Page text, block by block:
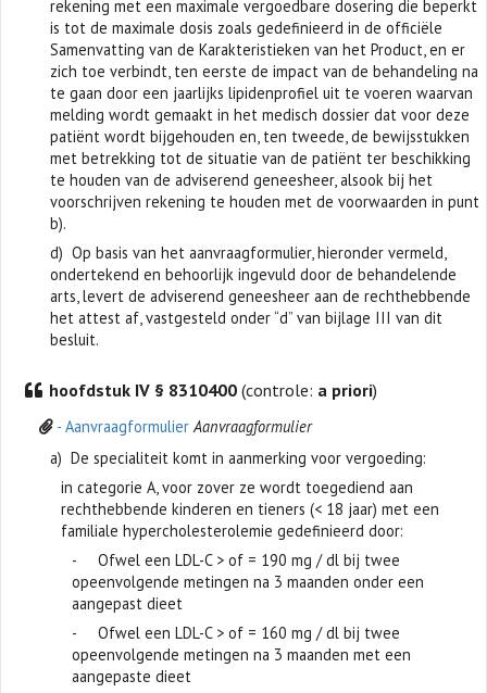
rekening met een maximale vergoedbare dosering die beperkt
is tot de maximale dosis zoals gedefinieerd in de officiële
Samenvatting van de Karakteristieken van het Product, en er
zich toe verbindt, ten eerste de impact van de behandeling na
te gaan door een jaarlijks lipidenprofiel uit te voeren waarvan
melding wordt gemaakt in het medisch dossier dat voor deze
patiënt wordt bijgehouden en, ten tweede, de bewijsstukken
met betrekking tot de situatie van de patiënt ter beschikking
te houden van de adviserend geneesheer, alsook bij het
voorschrijven rekening te houden met de voorwaarden in punt
b).
d) Op basis van het aanvraagformulier, hieronder vermeld,
ondertekend en behoorlijk ingevuld door de behandelende
arts, levert de adviserend geneesheer aan de rechthebbende
het attest af, vastgesteld onder “d” van bijlage III van dit
besluit.
hoofdstuk IV § 8310400 (controle: a priori)
- Aanvraagformulier Aanvraagformulier
a) De specialiteit komt in aanmerking voor vergoeding:
in categorie A, voor zover ze wordt toegediend aan
rechthebbende kinderen en tieners (< 18 jaar) met een
familiale hypercholesterolemie gedefinieerd door:
- Ofwel een LDL-C > of = 190 mg / dl bij twee
opeenvolgende metingen na 3 maanden onder een
aangepast dieet
- Ofwel een LDL-C > of = 160 mg / dl bij twee
opeenvolgende metingen na 3 maanden met een
aangepaste dieet